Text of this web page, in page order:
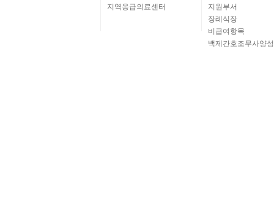
지역응급의료센터
지원부서
장례식장
비급여항목
백제간호조무사양